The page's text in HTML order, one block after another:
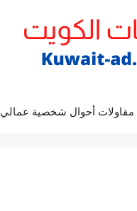
أحوال شخصية عمالي